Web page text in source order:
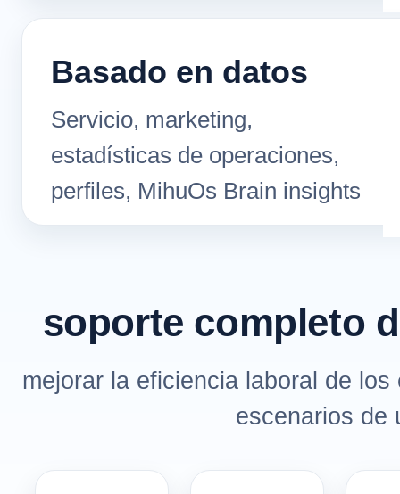
Basado en datos
Servicio, marketing,
estadísticas de operaciones,
perfiles, MihuOs Brain insights
soporte completo
mejorar la eficiencia laboral de
escenarios de